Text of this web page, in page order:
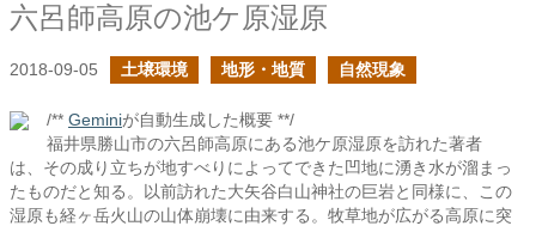
六呂師高原の池ケ原湿原
2018-09-05 土壌環境 地形・地質 自然現象
/** Geminiが自動生成した概要 **/
福井県勝山市の六呂師高原にある池ケ原湿原を訪れた著者
は、その成り立ちが地すべりによってできた凹地に湧き水が溜まっ
たものだと知る。以前訪れた大矢谷白山神社の巨岩と同様に、この
湿原も経ヶ岳火山の山体崩壊に由来する。牧草地が広がる高原に突